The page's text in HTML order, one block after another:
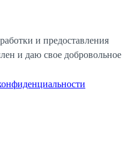
и предоставления
и даю свое добровольное